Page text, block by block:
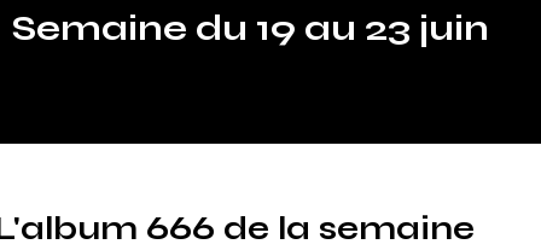
Semaine du 19 au 23 juin
666 de la semaine